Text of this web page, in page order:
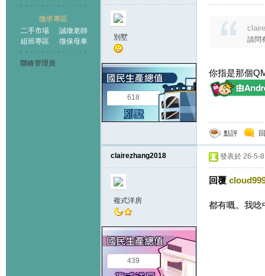
徵求專區
二手市場
誠徵老師
組班專區
徵保母車
聯絡管理員
別墅
618
請問
你指是那個
點評
clairezhang2018
複式洋房
439
發表於 26-5-
回覆
都有嘅。我唸